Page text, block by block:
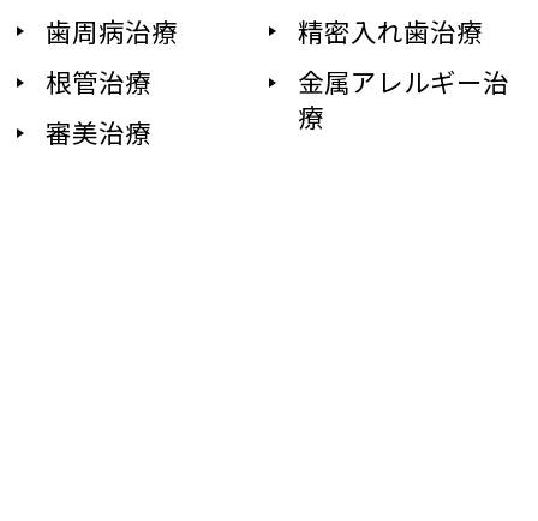
歯周病治療
根管治療
審美治療
精密入れ歯治療
金属アレルギー治
療